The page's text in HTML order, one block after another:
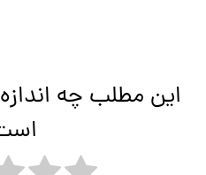
این مطلب چه